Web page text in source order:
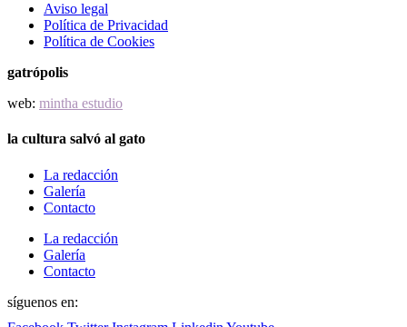
Aviso legal
Política de Privacidad
Política de Cookies
gatrópolis
web: mintha estudio
la cultura salvó al gato
La redacción
Galería
Contacto
La redacción
Galería
Contacto
síguenos en: